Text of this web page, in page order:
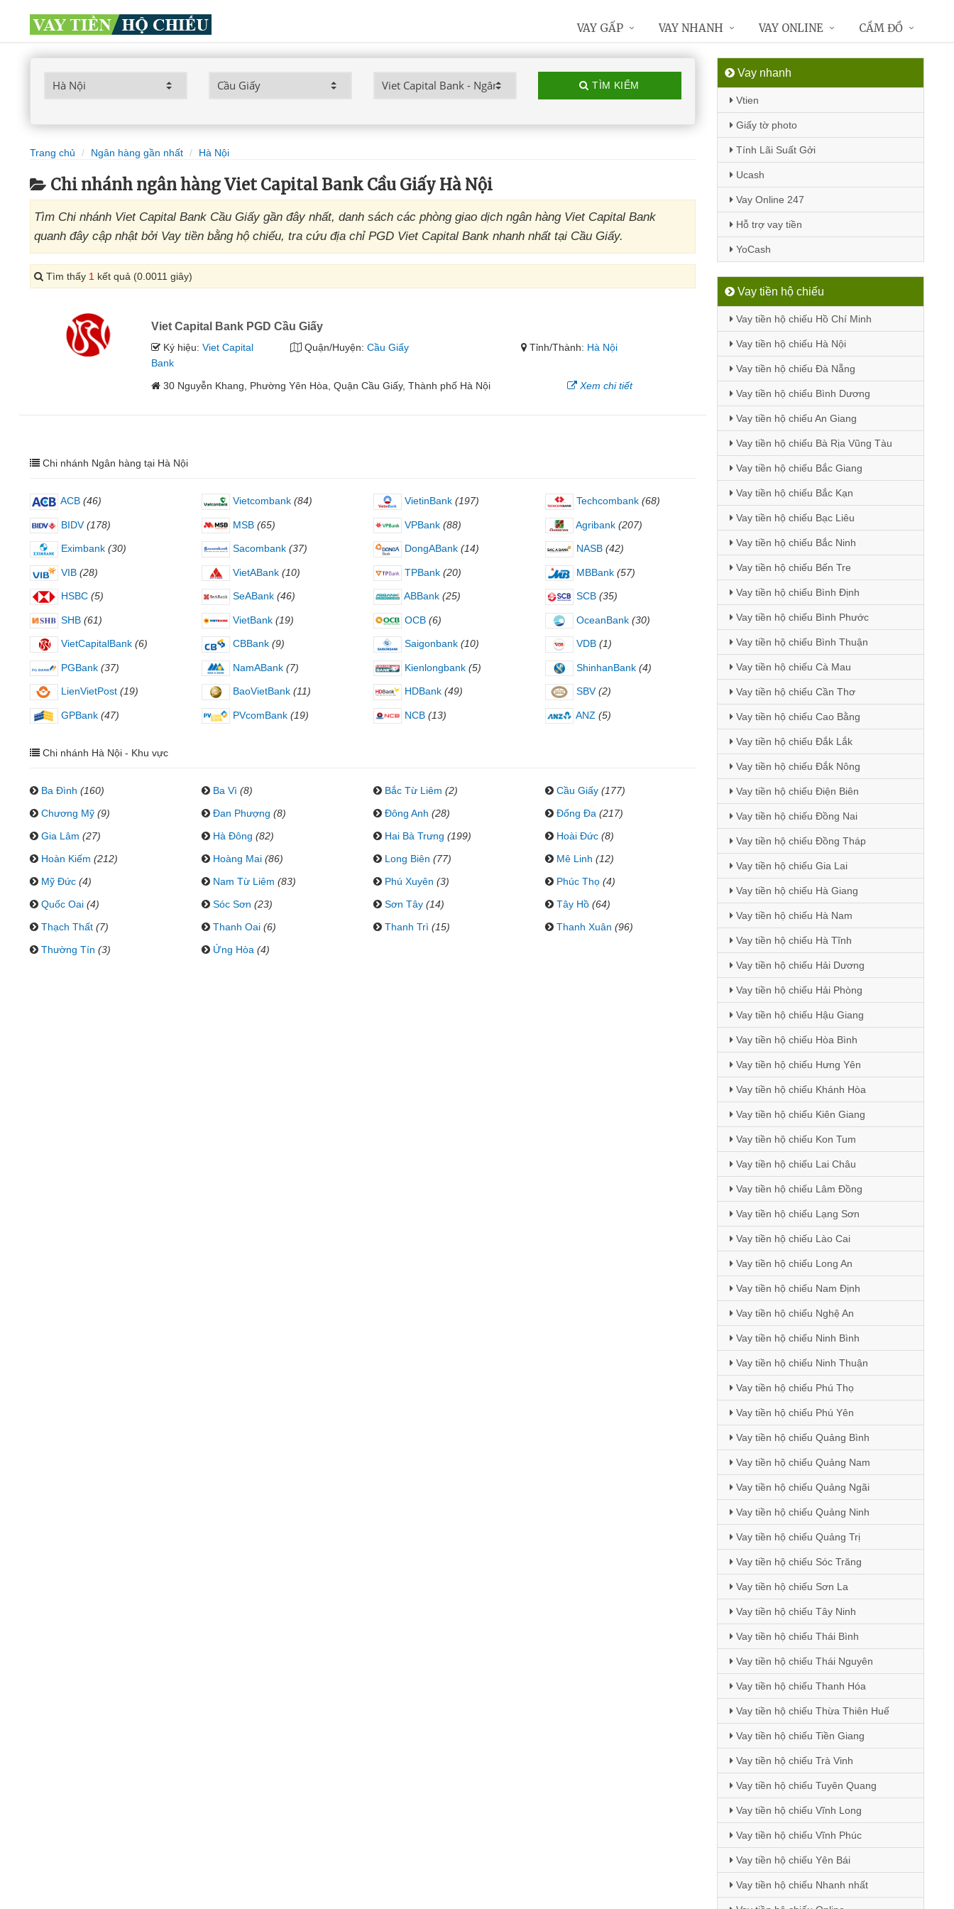
TÌM KIẾM
Trang chủ Ngân hàng gần nhất Hà Nội
Chi nhánh ngân hàng Viet Capital Bank Cầu Giấy Hà Nội
Tìm Chi nhánh Viet Capital Bank Cầu Giấy gần đây nhất, danh sách các phòng giao dịch ngân hàng Viet Capital Bank
quanh đây cập nhật bởi Vay tiền bằng hộ chiếu, tra cứu địa chỉ PGD Viet Capital Bank nhanh nhất tại Cầu Giấy.
Tìm thấy 1 kết quả (0.0011 giây)
Viet Capital Bank PGD Cầu Giấy
Ký hiệu:Viet Capital
Bank
Quận/Huyện: Cầu Giấy Tỉnh/Thành: Hà Nội
30 Nguyễn Khang, Phường Yên Hòa, Quận Cầu Giấy, Thành phố Hà Nội Xem chi tiết
Chi nhánh Ngân hàng tại Hà Nội
ACB (46) Vietcombank (84) VietinBank (197) Techcombank (68)
BIDV (178) MSB (65) VPBank (88) Agribank (207)
Eximbank (30) Sacombank (37) DongABank (14) NASB (42)
VIB (28) VietABank (10) TPBank (20) MBBank (57)
HSBC (5) SeABank (46) ABBank (25) SCB (35)
SHB (61) VietBank (19) OCB (6) OceanBank (30)
VietCapitalBank (6) CBBank (9) Saigonbank (10) VDB (1)
PGBank (37) NamABank (7) Kienlongbank (5) ShinhanBank (4)
LienVietPost (19) BaoVietBank (11) HDBank (49) SBV (2)
GPBank (47) PVcomBank (19) NCB (13) ANZ (5)
Chi nhánh Hà Nội - Khu vực
Ba Đình (160) Ba Vì (8) Bắc Từ Liêm (2) Cầu Giấy (177)
Chương Mỹ (9) Đan Phượng (8) Đông Anh (28) Đống Đa (217)
Gia Lâm (27) Hà Đông (82) Hai Bà Trưng (199) Hoài Đức (8)
Hoàn Kiếm (212) Hoàng Mai (86) Long Biên (77) Mê Linh (12)
Mỹ Đức (4) Nam Từ Liêm (83) Phú Xuyên (3) Phúc Thọ (4)
Quốc Oai (4) Sóc Sơn (23) Sơn Tây (14) Tây Hồ (64)
Thạch Thất (7) Thanh Oai (6) Thanh Trì (15) Thanh Xuân (96)
Thường Tín (3) Ứng Hòa (4)
Vay nhanh
Vtien
Giấy tờ photo
Tính Lãi Suất Gởi
Ucash
Vay Online 247
Hỗ trợ vay tiền
YoCash
Vay tiền hộ chiếu
Vay tiền hộ chiếu Hồ Chí Minh
Vay tiền hộ chiếu Hà Nội
Vay tiền hộ chiếu Đà Nẵng
Vay tiền hộ chiếu Bình Dương
Vay tiền hộ chiếu An Giang
Vay tiền hộ chiếu Bà Rịa Vũng Tàu
Vay tiền hộ chiếu Bắc Giang
Vay tiền hộ chiếu Bắc Kạn
Vay tiền hộ chiếu Bạc Liêu
Vay tiền hộ chiếu Bắc Ninh
Vay tiền hộ chiếu Bến Tre
Vay tiền hộ chiếu Bình Định
Vay tiền hộ chiếu Bình Phước
Vay tiền hộ chiếu Bình Thuận
Vay tiền hộ chiếu Cà Mau
Vay tiền hộ chiếu Cần Thơ
Vay tiền hộ chiếu Cao Bằng
Vay tiền hộ chiếu Đắk Lắk
Vay tiền hộ chiếu Đắk Nông
Vay tiền hộ chiếu Điện Biên
Vay tiền hộ chiếu Đồng Nai
Vay tiền hộ chiếu Đồng Tháp
Vay tiền hộ chiếu Gia Lai
Vay tiền hộ chiếu Hà Giang
Vay tiền hộ chiếu Hà Nam
Vay tiền hộ chiếu Hà Tĩnh
Vay tiền hộ chiếu Hải Dương
Vay tiền hộ chiếu Hải Phòng
Vay tiền hộ chiếu Hậu Giang
Vay tiền hộ chiếu Hòa Bình
Vay tiền hộ chiếu Hưng Yên
Vay tiền hộ chiếu Khánh Hòa
Vay tiền hộ chiếu Kiên Giang
Vay tiền hộ chiếu Kon Tum
Vay tiền hộ chiếu Lai Châu
Vay tiền hộ chiếu Lâm Đồng
Vay tiền hộ chiếu Lạng Sơn
Vay tiền hộ chiếu Lào Cai
Vay tiền hộ chiếu Long An
Vay tiền hộ chiếu Nam Định
Vay tiền hộ chiếu Nghệ An
Vay tiền hộ chiếu Ninh Bình
Vay tiền hộ chiếu Ninh Thuận
Vay tiền hộ chiếu Phú Thọ
Vay tiền hộ chiếu Phú Yên
Vay tiền hộ chiếu Quảng Bình
Vay tiền hộ chiếu Quảng Nam
Vay tiền hộ chiếu Quảng Ngãi
Vay tiền hộ chiếu Quảng Ninh
Vay tiền hộ chiếu Quảng Trị
Vay tiền hộ chiếu Sóc Trăng
Vay tiền hộ chiếu Sơn La
Vay tiền hộ chiếu Tây Ninh
Vay tiền hộ chiếu Thái Bình
Vay tiền hộ chiếu Thái Nguyên
Vay tiền hộ chiếu Thanh Hóa
Vay tiền hộ chiếu Thừa Thiên Huế
Vay tiền hộ chiếu Tiền Giang
Vay tiền hộ chiếu Trà Vinh
Vay tiền hộ chiếu Tuyên Quang
Vay tiền hộ chiếu Vĩnh Long
Vay tiền hộ chiếu Vĩnh Phúc
Vay tiền hộ chiếu Yên Bái
Vay tiền hộ chiếu Nhanh nhất
VAY GẤP VAY NHANH VAY ONLINE CẦM ĐỒ